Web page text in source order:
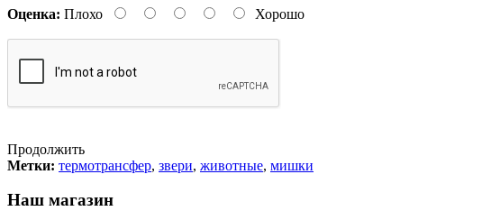
Оценка: Плохо Хорошо
Продолжить
Метки: термотрансфер, звери, животные, мишки
Наш магазин